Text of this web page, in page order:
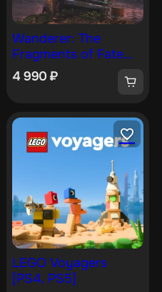
Wanderer: The
Fragments of Fate
Deluxe Edition [PS5]
4 990₽
LEGO Voyagers
[PS4, PS5]